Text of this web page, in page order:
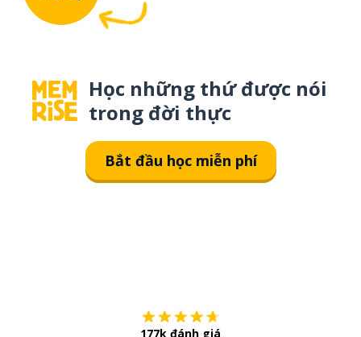
Học những thứ được nói
trong đời thực
Bắt đầu học miễn phí
177k đánh giá